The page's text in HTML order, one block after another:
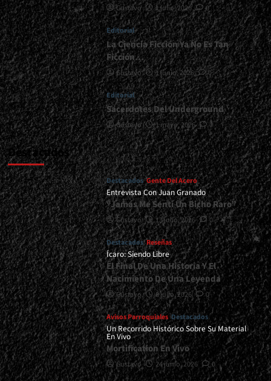
|
</span>
</small>
<div>Crimson
Moonlight
Prepara
Su
Nuevo
Arsenal</div>
Gustavo 1 julio, 2026 0
Editorial
La Ciencia Ficción Ya No Es Tan
Ficción…
Gustavo 1 junio, 2026 0
Editorial
Sacerdotes Del Underground
Gustavo 1 mayo, 2026 0
Destacados
Destacados Gente Del Acero
Entrevista Con Juan Granado
“Jamás Me Sentí Un Bicho Raro”
Gustavo 13 julio, 2026 0
Destacados Reseñas
Ícaro: Siendo Libre
El Final De Una Historia Y El
Nacimiento De Una Leyenda
Gustavo 8 julio, 2026 0
Avisos Parroquiales Destacados
Un Recorrido Histórico Sobre Su Material
En Vivo
Mortification En Vivo
Gustavo 24 junio, 2026 0